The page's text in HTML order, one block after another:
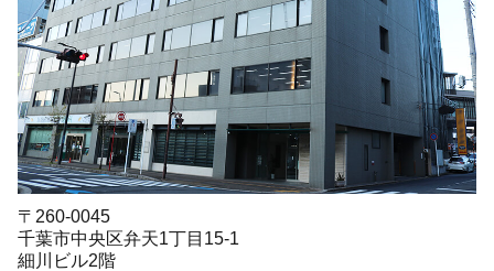
〒260-0045
千葉市中央区弁天1丁目15-1
細川ビル2階